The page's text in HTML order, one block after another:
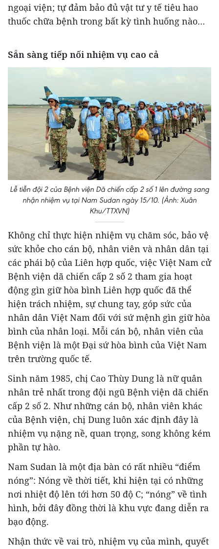
ngoại viện; tự đảm bảo đủ vật tư y tế tiêu hao
thuốc chữa bệnh trong bất kỳ tình huống nào…
Sẵn sàng tiếp nối nhiệm vụ cao cả
Lễ tiễn đội 2 của Bệnh viện Dã chiến cấp 2 số 1 lên đường sang
nhận nhiệm vụ tại Nam Sudan ngày 15/10. (Ảnh: Xuân
Khu/TTXVN)
Không chỉ thực hiện nhiệm vụ chăm sóc, bảo vệ
sức khỏe cho cán bộ, nhân viên và nhân dân tại
các phái bộ của Liên hợp quốc, việc Việt Nam cử
Bệnh viện dã chiến cấp 2 số 2 tham gia hoạt
động gìn giữ hòa bình Liên hợp quốc đã thể
hiện trách nhiệm, sự chung tay, góp sức của
nhân dân Việt Nam đối với sứ mệnh gìn giữ hòa
bình của nhân loại. Mỗi cán bộ, nhân viên của
Bệnh viện là một Đại sứ hòa bình của Việt Nam
trên trường quốc tế.
Sinh năm 1985, chị Cao Thùy Dung là nữ quân
nhân trẻ nhất trong đội ngũ Bệnh viện dã chiến
cấp 2 số 2. Như những cán bộ, nhân viên khác
của Bệnh viện, chị Dung luôn xác định đây là
nhiệm vụ nặng nề, quan trọng, song không kém
phần tự hào.
Nam Sudan là một địa bàn có rất nhiều “điểm
nóng”: Nóng về thời tiết, khi hiện tại có những
nơi nhiệt độ lên tới hơn 50 độ C; “nóng” về tình
hình, bởi đây đồng thời là khu vực đang diễn ra
bạo động.
Nhận thức về vai trò, nhiệm vụ của mình, quyết